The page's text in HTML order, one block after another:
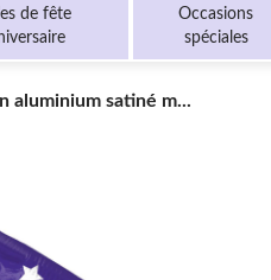
de fête
Occasions
spéciales
aluminium satiné m...